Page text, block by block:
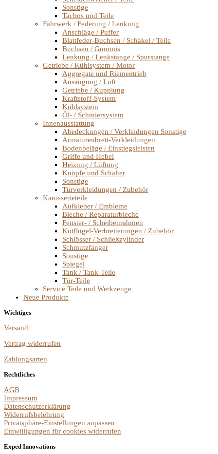
Sonstige
Tachos und Teile
Fahrwerk / Federung / Lenkung
Anschläge / Puffer
Blattfeder-Buchsen / Schäkel / Teile
Buchsen / Gummis
Lenkung / Lenkstange / Spurstange
Getriebe / Kühlsystem / Motor
Aggregate und Riementrieb
Ansaugung / Luft
Getriebe / Kupplung
Kraftstoff-System
Kühlsystem
Öl- / Schmiersystem
Innenausstattung
Abedeckungen / Verkleidungen Sonstige
Armaturenbrett-Verkleidungen
Bodenbeläge / Einstiegsleisten
Griffe und Hebel
Heizung / Lüftung
Knöpfe und Schalter
Sonstige
Türverkleidungen / Zubehör
Karosserieteile
Aufkleber / Embleme
Bleche / Reparaturbleche
Fenster- / Scheibenrahmen
Kotflügel-Verbreiterungen / Zubehör
Schlösser / Schließzylinder
Schmutzfänger
Sonstige
Spiegel
Tank / Tank-Teile
Tür-Teile
Service Teile und Werkzeuge
Neue Produkte
Wichtiges
Versand
Vertrag widerrufen
Zahlungsarten
Rechtliches
AGB
Impressum
Datenschutzerklärung
Widerrufsbelehrung
Privatsphäre-Einstellungen anpassen
Einwilligungen für cookies widerrufen
Exped Innovations